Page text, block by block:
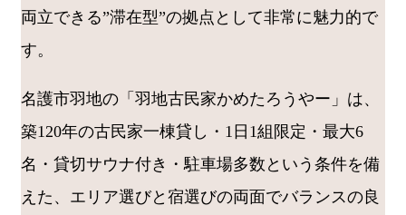
両立できる”滞在型”の拠点として非常に魅力的で
す。
名護市羽地の「羽地古民家かめたろうやー」は、
築120年の古民家一棟貸し・1日1組限定・最大6
名・貸切サウナ付き・駐車場多数という条件を備
えた、エリア選びと宿選びの両面でバランスの良